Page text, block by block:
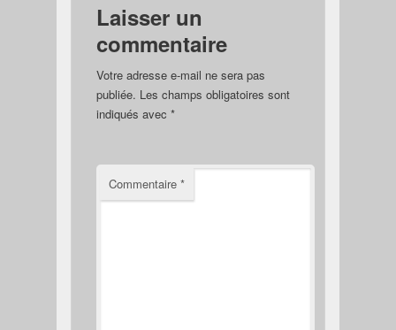
Laisser un
commentaire
Votre adresse e-mail ne sera pas
publiée. Les champs obligatoires sont
indiqués avec *
Commentaire *